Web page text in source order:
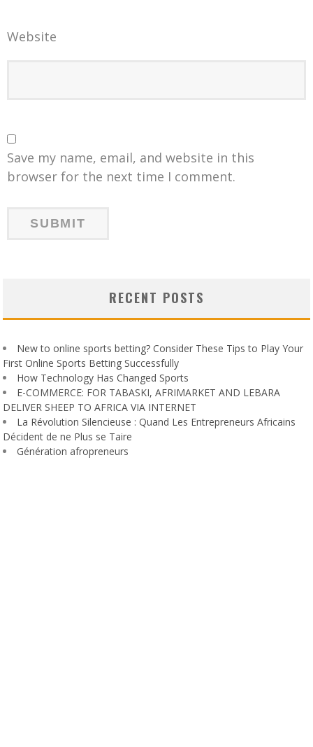
Website
Save my name, email, and website in this
browser for the next time I comment.
RECENT POSTS
New to online sports betting? Consider These Tips to Play Your
First Online Sports Betting Successfully
How Technology Has Changed Sports
E-COMMERCE: FOR TABASKI, AFRIMARKET AND LEBARA
DELIVER SHEEP TO AFRICA VIA INTERNET
La Révolution Silencieuse : Quand Les Entrepreneurs Africains
Décident de ne Plus se Taire
Génération afropreneurs